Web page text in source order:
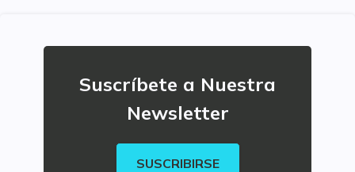
Suscríbete a Nuestra
Newsletter
SUSCRIBIRSE